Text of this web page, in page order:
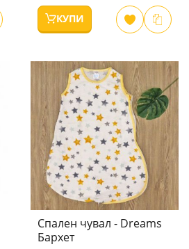
КУПИ
Спален чувал - Dreams
Бархет